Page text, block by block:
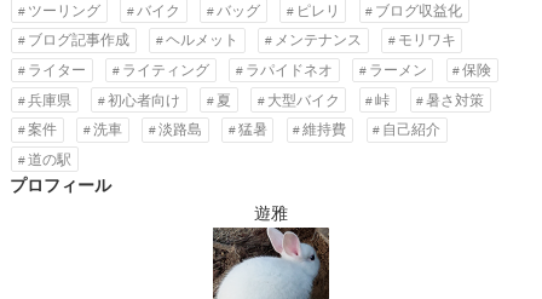
ツーリング
バイク バッグ ピレリ
ブログ収益化
ブログ記事作成
ヘルメット メンテナンス
モリワキ
ライター
ライティング ラパイドネオ ラーメン
保険
兵庫県
初心者向け 夏 大型バイク 峠
暑さ対策
案件
洗車 淡路島 猛暑 維持費
自己紹介
道の駅
プロフィール
遊雅